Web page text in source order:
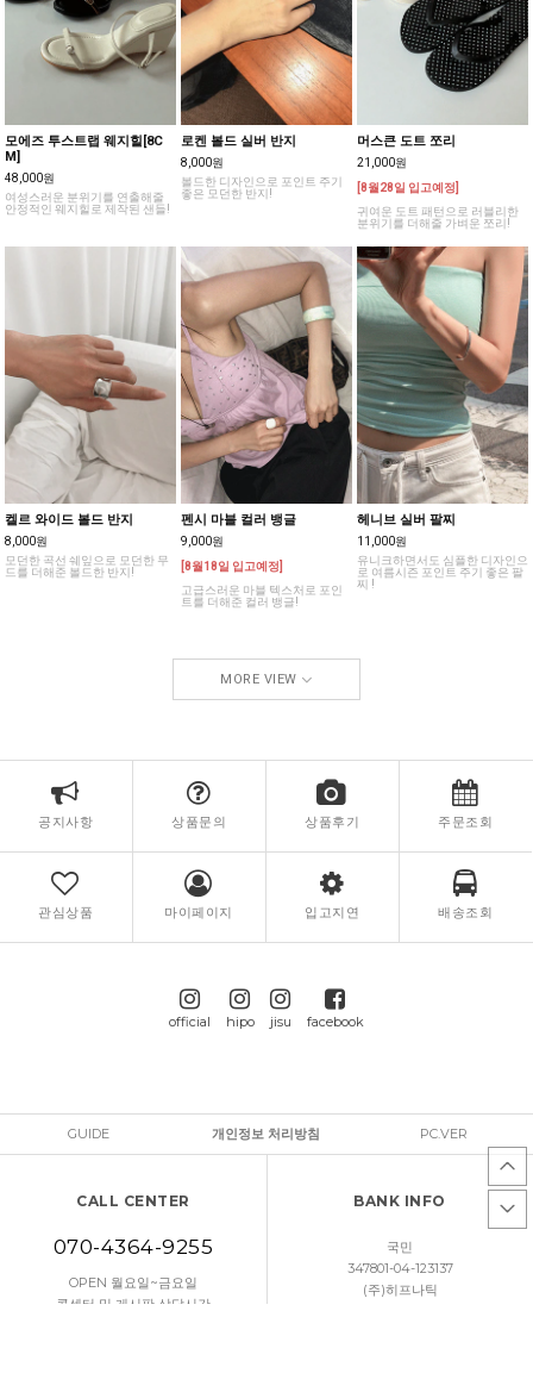
모에즈 투스트랩 웨지힐[8C
M]
48,000원
여성스러운 분위기를 연출해줄
안정적인 웨지힐로 제작된 샌들!
로켄 볼드 실버 반지
8,000원
볼드한 디자인으로 포인트 주기
좋은 모던한 반지!
머스큰 도트 쪼리
21,000원
[8월28일 입고예정]
귀여운 도트 패턴으로 러블리한
분위기를 더해줄 가벼운 쪼리!
켈르 와이드 볼드 반지
8,000원
모던한 곡선 쉐잎으로 모던한 무
드를 더해준 볼드한 반지!
펜시 마블 컬러 뱅글
9,000원
[8월18일 입고예정]
고급스러운 마블 텍스처로 포인
트를 더해준 컬러 뱅글!
헤니브 실버 팔찌
11,000원
유니크하면서도 심플한 디자인으
로 여름시즌 포인트 주기 좋은 팔
찌 !
MORE VIEW
공지사항 상품문의 상품후기 주문조회
관심상품 마이페이지 입고지연 배송조회
official hipo jisu facebook
GUIDE 개인정보 처리방침 PC.VER
CALL CENTER
070-4364-9255
OPEN 월요일~금요일
콜센터 및 게시판 상담시간
BANK INFO
국민
347801-04-123137
(주)히프나틱